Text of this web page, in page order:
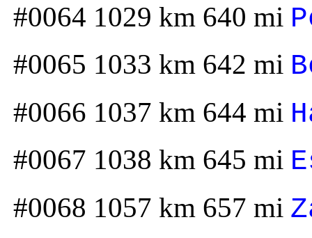
#0064 1029 km 640 mi
#0065 1033 km 642 mi
#0066 1037 km 644 mi
#0067 1038 km 645 mi
#0068 1057 km 657 mi